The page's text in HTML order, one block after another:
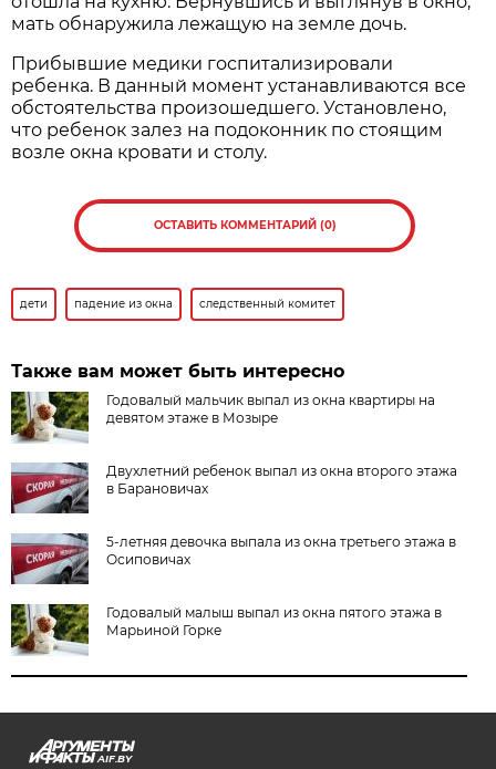
мать обнаружила лежащую на земле дочь.
Прибывшие медики госпитализировали
ребенка. В данный момент устанавливаются все
обстоятельства произошедшего. Установлено,
что ребенок залез на подоконник по стоящим
возле окна кровати и столу.
ОСТАВИТЬ КОММЕНТАРИЙ (0)
дети падение из окна следственный комитет
Также вам может быть интересно
Годовалый мальчик выпал из окна квартиры на
девятом этаже в Мозыре
Двухлетний ребенок выпал из окна второго этажа
в Барановичах
5-летняя девочка выпала из окна третьего этажа в
Осиповичах
Годовалый малыш выпал из окна пятого этажа в
Марьиной Горке
AIF.BY